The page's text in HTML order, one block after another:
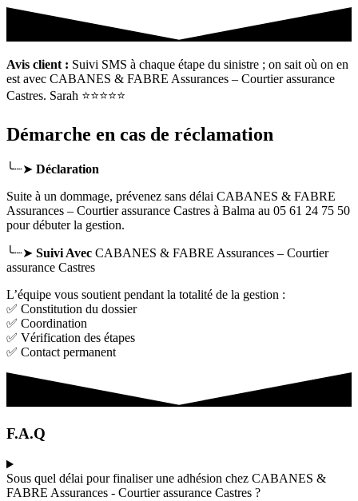
Avis client : Suivi SMS à chaque étape du sinistre ; on sait où on en
est avec CABANES & FABRE Assurances – Courtier assurance
Castres. Sarah ⭐⭐⭐⭐⭐
Démarche en cas de réclamation
╰┈➤ Déclaration
Suite à un dommage, prévenez sans délai CABANES & FABRE
Assurances – Courtier assurance Castres à Balma au 05 61 24 75 50
pour débuter la gestion.
╰┈➤ Suivi Avec CABANES & FABRE Assurances – Courtier
assurance Castres
L’équipe vous soutient pendant la totalité de la gestion :
✅ Constitution du dossier
✅ Coordination
✅ Vérification des étapes
✅ Contact permanent
F.A.Q
Sous quel délai pour finaliser une adhésion chez CABANES &
FABRE Assurances - Courtier assurance Castres ?